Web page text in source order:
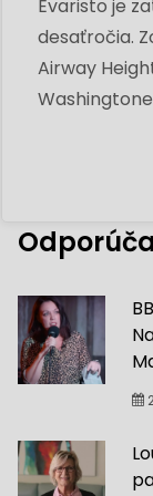
Evaristo je
desaťročia.
Airway